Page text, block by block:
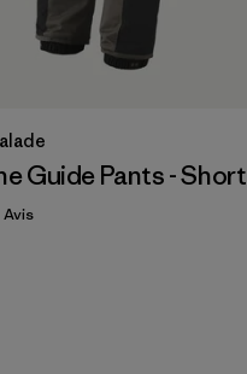
Guide Pants - Short
/ 5
Avis